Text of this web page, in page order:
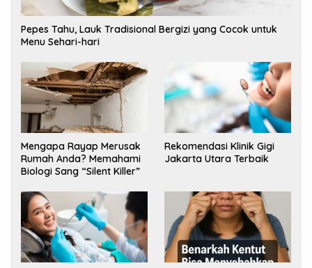
Pepes Tahu, Lauk Tradisional Bergizi yang Cocok untuk
Menu Sehari-hari
Mengapa Rayap Merusak
Rumah Anda? Memahami
Biologi Sang “Silent Killer”
Rekomendasi Klinik Gigi
Jakarta Utara Terbaik